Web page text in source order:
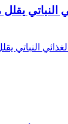
النباتي